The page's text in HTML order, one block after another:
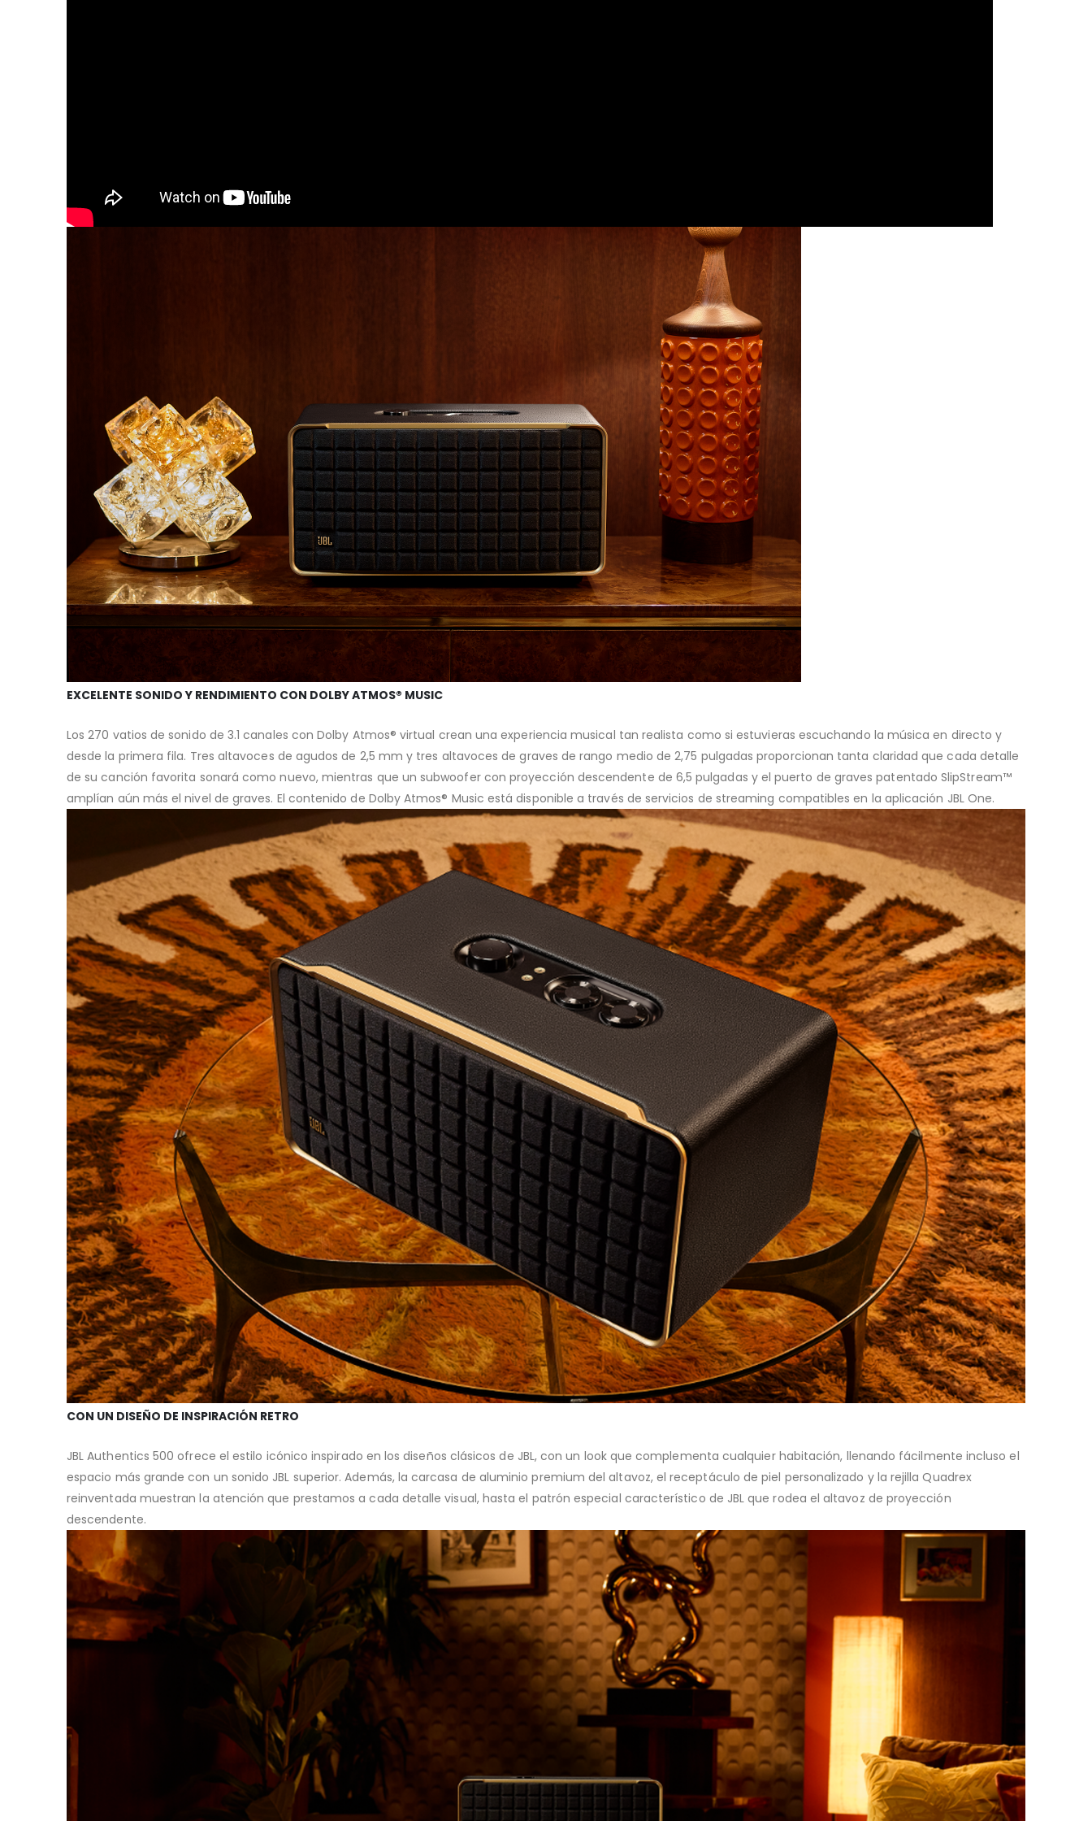
EXCELENTE SONIDO Y RENDIMIENTO CON DOLBY ATMOS® MUSIC
Los 270 vatios de sonido de 3.1 canales con Dolby Atmos® virtual crean una experiencia musical tan realista como si estuvieras escuchando la música en directo y
desde la primera fila. Tres altavoces de agudos de 2,5 mm y tres altavoces de graves de rango medio de 2,75 pulgadas proporcionan tanta claridad que cada detalle
de su canción favorita sonará como nuevo, mientras que un subwoofer con proyección descendente de 6,5 pulgadas y el puerto de graves patentado SlipStream™
amplían aún más el nivel de graves. El contenido de Dolby Atmos® Music está disponible a través de servicios de streaming compatibles en la aplicación JBL One.
CON UN DISEÑO DE INSPIRACIÓN RETRO
JBL Authentics 500 ofrece el estilo icónico inspirado en los diseños clásicos de JBL, con un look que complementa cualquier habitación, llenando fácilmente incluso el
espacio más grande con un sonido JBL superior. Además, la carcasa de aluminio premium del altavoz, el receptáculo de piel personalizado y la rejilla Quadrex
reinventada muestran la atención que prestamos a cada detalle visual, hasta el patrón especial característico de JBL que rodea el altavoz de proyección
descendente.